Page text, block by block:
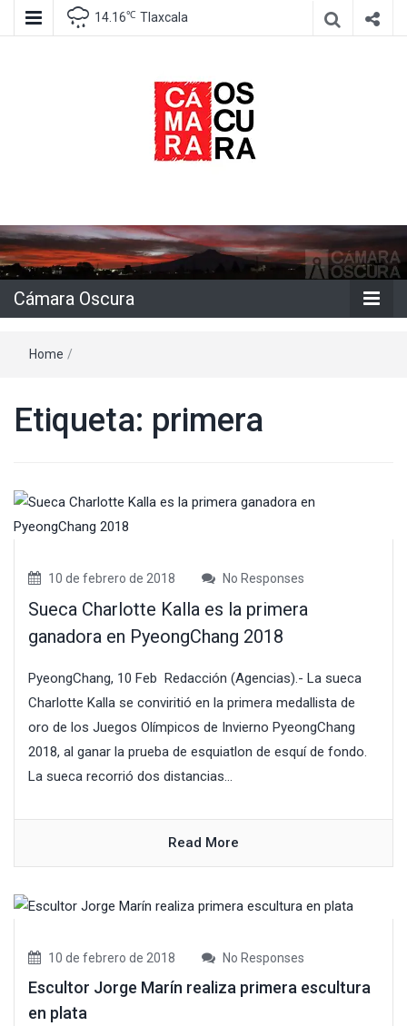
14.16℃ Tlaxcala
Cámara
Oscura
Cámara Oscura
Home /
Etiqueta: primera
10 de febrero de 2018 No Responses
Sueca Charlotte Kalla es la primera
ganadora en PyeongChang 2018
PyeongChang, 10 Feb Redacción (Agencias).- La sueca
Charlotte Kalla se conviritió en la primera medallista de
oro de los Juegos Olímpicos de Invierno PyeongChang
2018, al ganar la prueba de esquiatlon de esquí de fondo.
La sueca recorrió dos distancias...
Read More
10 de febrero de 2018 No Responses
Escultor Jorge Marín realiza primera escultura
en plata